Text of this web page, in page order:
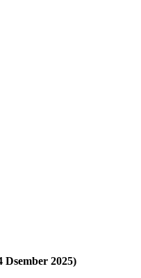
2025)